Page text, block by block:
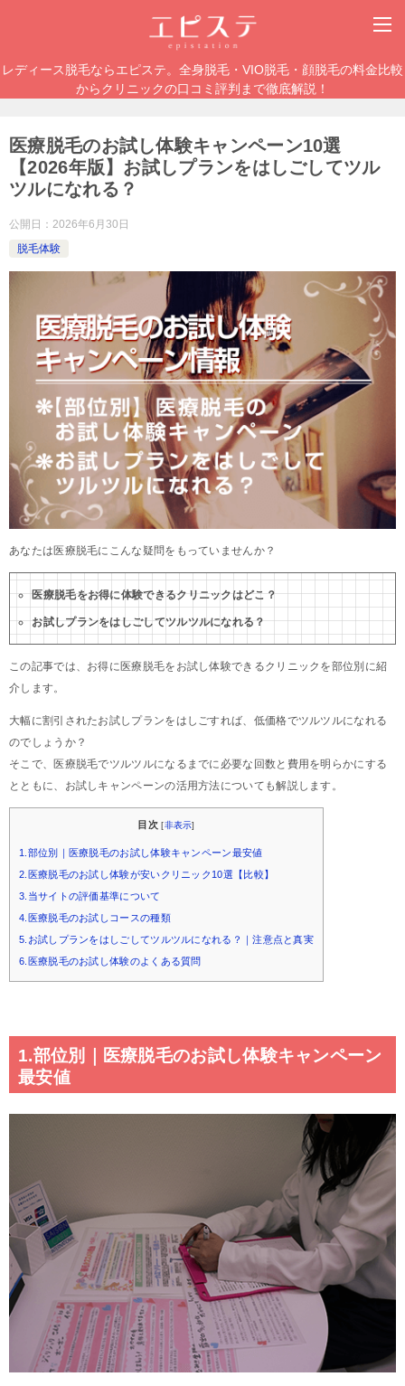
レディース脱毛ならエピステ。全身脱毛・VIO脱毛・顔脱毛の料金比較
からクリニックの口コミ評判まで徹底解説！
医療脱毛のお試し体験キャンペーン10選
【2026年版】お試しプランをはしごしてツル
ツルになれる？
公開日： 2026年6月30日
脱毛体験
あなたは医療脱毛にこんな疑問をもっていませんか？
医療脱毛をお得に体験できるクリニックはどこ？
お試しプランをはしごしてツルツルになれる？
この記事では、お得に医療脱毛をお試し体験できるクリニックを部位別に紹
介します。
大幅に割引されたお試しプランをはしごすれば、低価格でツルツルになれる
のでしょうか？
そこで、医療脱毛でツルツルになるまでに必要な回数と費用を明らかにする
とともに、お試しキャンペーンの活用方法についても解説します。
目次 [非表示]
1.部位別｜医療脱毛のお試し体験キャンペーン最安値
2.医療脱毛のお試し体験が安いクリニック10選【比較】
3.当サイトの評価基準について
4.医療脱毛のお試しコースの種類
5.お試しプランをはしごしてツルツルになれる？｜注意点と真実
6.医療脱毛のお試し体験のよくある質問
1.部位別｜医療脱毛のお試し体験キャンペーン
最安値